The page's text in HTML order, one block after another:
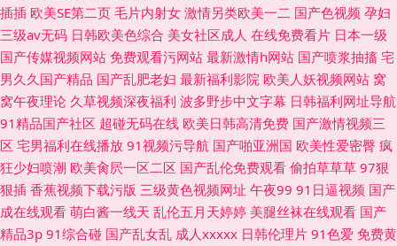
插插 欧美SE第二页 毛片内射女 激情另类欧美一二 国产色视频 孕妇
三级av无码 日韩欧美色综合 美女社区成人 在线免费看片 日本一级
国产传媒视频网站 免费观看污网站 最新激情h网站 国产喷浆抽搐 宅
男久久国产精品 国产乱肥老妇 最新福利影院 欧美人妖视频网站 窝
窝午夜理论 久草视频深夜福利 波多野步中文字幕 日韩福利网址导航
91精品国产社区 超碰无码在线 欧美日韩高清免费 国产激情视频三
区 宅男福利在线播放 91视频污导航 国产啪亚洲国 欧美性爱密臀 疯
狂少妇喷潮 欧美肏屄一区二区 国产乱伦免费观看 偷拍草草草 97狠
狠插 香蕉视频下载污版 三级黄色视频网址 午夜99 91日逼视频 国产
成在线观看 萌白酱一线天 乱伦五月天婷婷 美腿丝袜在线观看 国产
精品3p 91综合碰 国产乱女乱 成人xxxxx 日韩伦理片 91色爱 免费黄